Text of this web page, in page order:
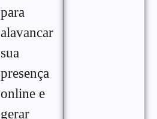
para
alavancar
sua
presença
online e
gerar